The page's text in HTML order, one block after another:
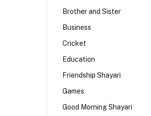
Brother and Sister
Business
Cricket
Education
Friendship Shayari
Games
Good Morning Shayari